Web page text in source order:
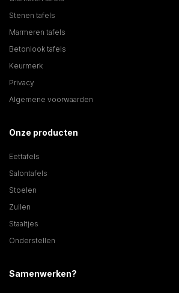
Stenen tafels
Marmeren tafels
Betonlook tafels
Keurmerk
Privacy
Algemene voorwaarden
Onze producten
Eettafels
Salontafels
Stoelen
Zuilen
Staaltjes
Onderstellen
Samenwerken?